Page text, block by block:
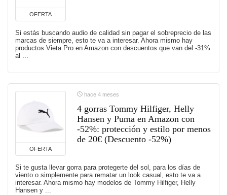
OFERTA
Si estás buscando audio de calidad sin pagar el sobreprecio de las
marcas de siempre, esto te va a interesar. Ahora mismo hay
productos Vieta Pro en Amazon con descuentos que van del -31%
al ...
OFERTA
hace 4 meses
4 gorras Tommy Hilfiger, Helly
Hansen y Puma en Amazon con
-52%: protección y estilo por menos
de 20€ (Descuento -52%)
Si te gusta llevar gorra para protegerte del sol, para los días de
viento o simplemente para rematar un look casual, esto te va a
interesar. Ahora mismo hay modelos de Tommy Hilfiger, Helly
Hansen y ...